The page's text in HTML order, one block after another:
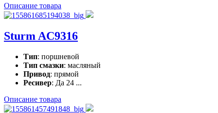
Описание товара
Sturm AC9316
Тип: поршневой
Тип смазки: масляный
Привод: прямой
Ресивер: Да 24 ...
Описание товара